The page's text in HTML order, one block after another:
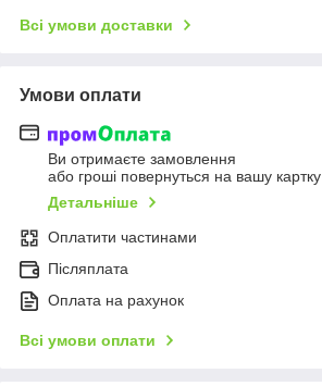
Всі умови доставки
Умови оплати
Ви отримаєте замовлення
або гроші повернуться на вашу картку
Детальніше
Оплатити частинами
Післяплата
Оплата на рахунок
Всі умови оплати